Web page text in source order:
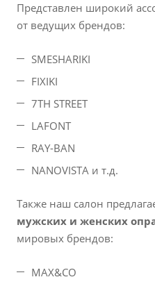
Представлен широкий
от ведущих брендов:
SMESHARIKI
FIXIKI
7TH STREET
LAFONT
RAY-BAN
NANOVISTA и т.д.
Также наш салон
мужских и женских
мировых брендов:
MAX&CO